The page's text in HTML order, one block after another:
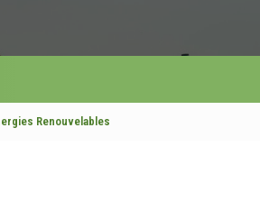
Renouvelables